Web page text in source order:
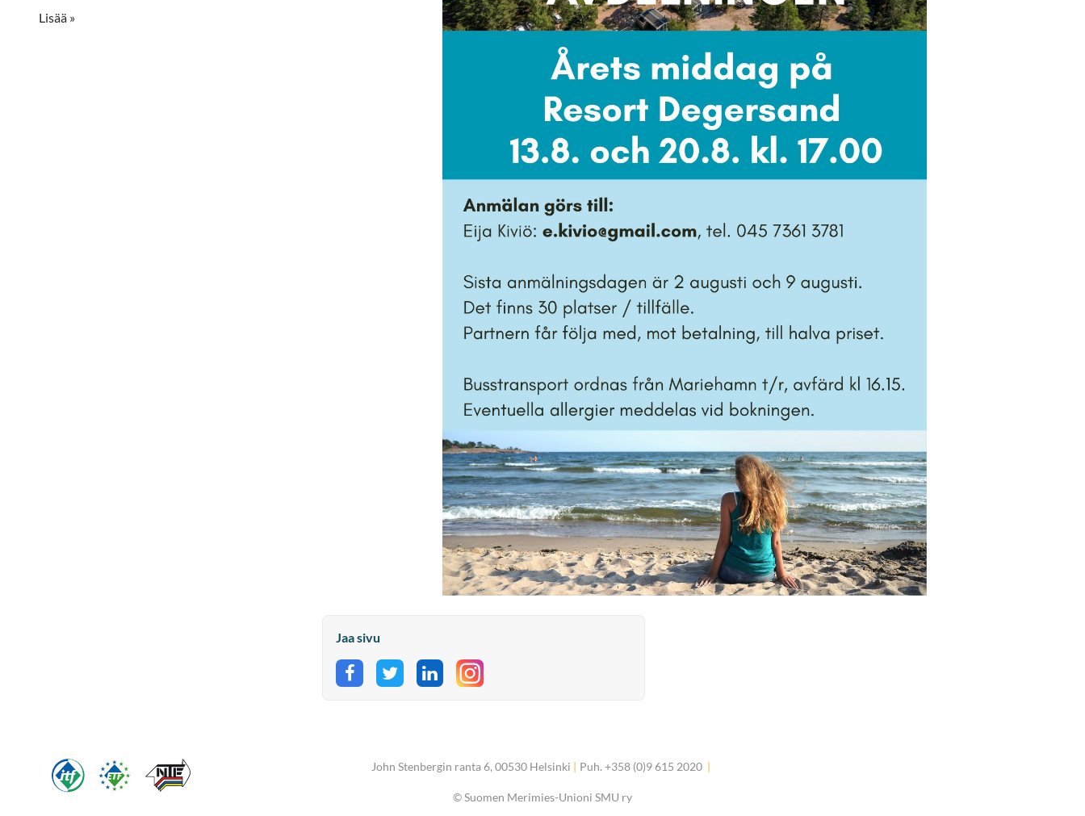
Jaa sivu
Jaa Facebookissa
Jaa Twitterissä
Jaa LinkedInissä
Lisää »
John Stenbergin ranta 6, 00530 Helsinki | Puh. +358 (0)9 615 2020 |
©Suomen Merimies-Unioni SMU ry